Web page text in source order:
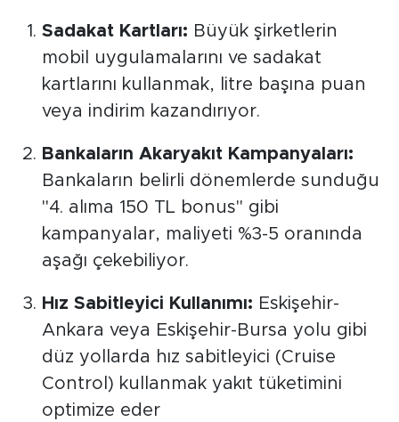
Sadakat Kartları: Büyük şirketlerin
mobil uygulamalarını ve sadakat
kartlarını kullanmak, litre başına puan
veya indirim kazandırıyor.
Bankaların Akaryakıt Kampanyaları:
Bankaların belirli dönemlerde sunduğu
"4. alıma 150 TL bonus" gibi
kampanyalar, maliyeti %3-5 oranında
aşağı çekebiliyor.
Hız Sabitleyici Kullanımı: Eskişehir-
Ankara veya Eskişehir-Bursa yolu gibi
düz yollarda hız sabitleyici (Cruise
Control) kullanmak yakıt tüketimini
optimize eder